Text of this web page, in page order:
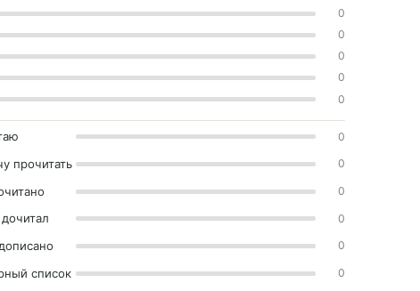
0
0
0
0
0
0
прочитать 0
0
0
0
список 0